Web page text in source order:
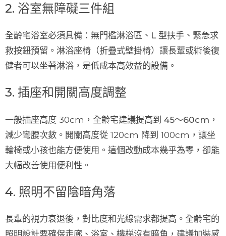
2. 浴室無障礙三件組
全齡宅浴室必須具備： 無門檻淋浴區、L 型扶手、緊急求
救按鈕預留 。淋浴座椅（折疊式壁掛椅）讓長輩或術後復
健者可以坐著淋浴，是低成本高效益的設備。
3. 插座和開關高度調整
一般插座高度 30cm，全齡宅建議提高到 45～60cm ，
減少彎腰次數。開關高度從 120cm 降到 100cm，讓坐
輪椅或小孩也能方便使用。這個改動成本幾乎為零，卻能
大幅改善使用便利性。
4. 照明不留陰暗角落
長輩的視力衰退後，對比度和光線需求都提高。全齡宅的
照明設計要確保走廊、浴室、樓梯沒有暗角 ，建議加裝感